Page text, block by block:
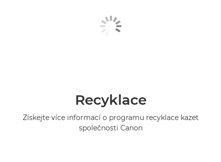
Recyklace
Získejte více informací o programu recyklace kazet
společnosti Canon